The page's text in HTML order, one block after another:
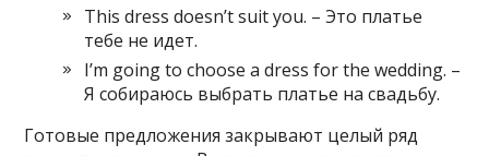
This dress doesn’t suit you. – Это платье
тебе не идет.
I’m going to choose a dress for the wedding. –
Я собираюсь выбрать платье на свадьбу.
Готовые предложения закрывают целый ряд